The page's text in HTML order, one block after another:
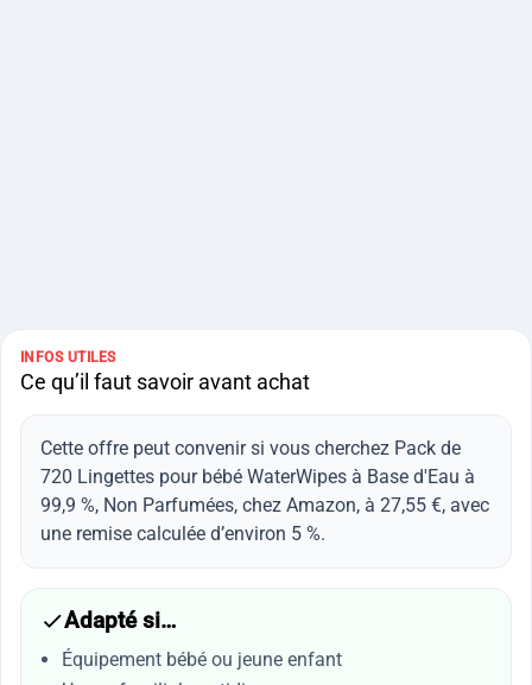
INFOS UTILES
Ce qu’il faut savoir avant achat
Cette offre peut convenir si vous cherchez Pack de
720 Lingettes pour bébé WaterWipes à Base d'Eau à
99,9 %, Non Parfumées, chez Amazon, à 27,55 €, avec
une remise calculée d’environ 5 %.
Adapté si…
Équipement bébé ou jeune enfant